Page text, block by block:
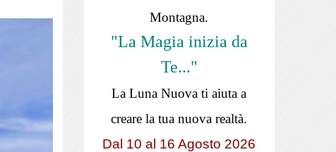
Montagna.
"La Magia inizia da
Te..."
La Luna Nuova ti aiuta a
creare la tua nuova realtà.
Dal 10 al 16 Agosto 2026